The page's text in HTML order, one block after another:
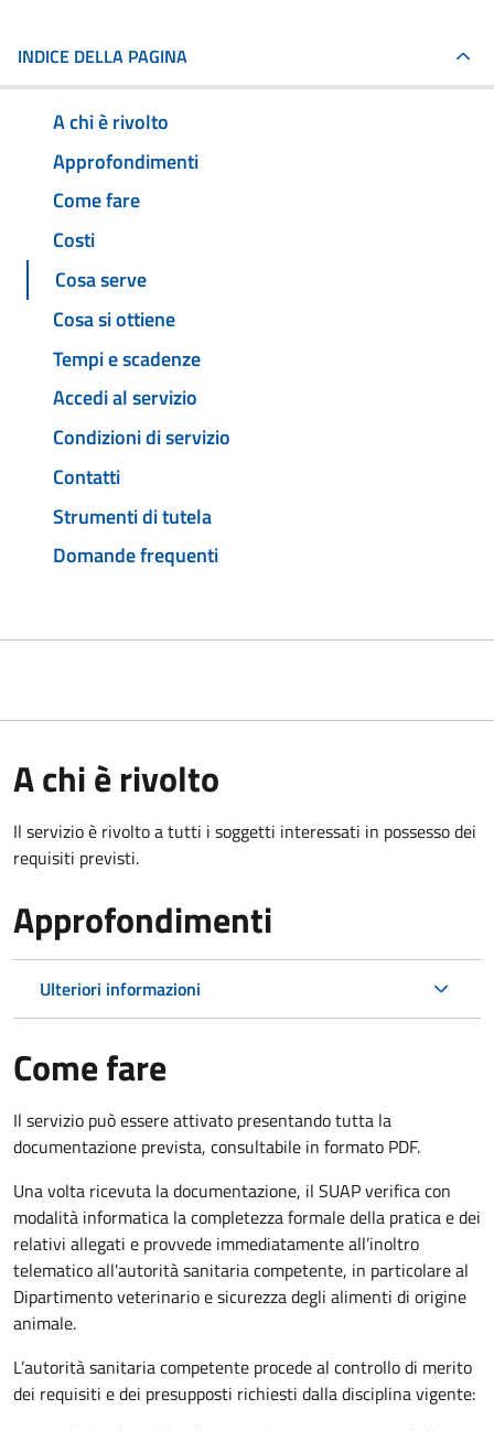
INDICE DELLA PAGINA
A chi è rivolto
Approfondimenti
Come fare
Costi
Cosa serve
Cosa si ottiene
Tempi e scadenze
Accedi al servizio
Condizioni di servizio
Contatti
Strumenti di tutela
Domande frequenti
A chi è rivolto
Il servizio è rivolto a tutti i soggetti interessati in possesso dei
requisiti previsti.
Approfondimenti
Ulteriori informazioni
Come fare
Il servizio può essere attivato presentando tutta la
documentazione prevista, consultabile in formato PDF.
Una volta ricevuta la documentazione, il SUAP verifica con
modalità informatica la completezza formale della pratica e dei
relativi allegati e provvede immediatamente all’inoltro
telematico all'autorità sanitaria competente, in particolare al
Dipartimento veterinario e sicurezza degli alimenti di origine
animale.
L’autorità sanitaria competente procede al controllo di merito
dei requisiti e dei presupposti richiesti dalla disciplina vigente: